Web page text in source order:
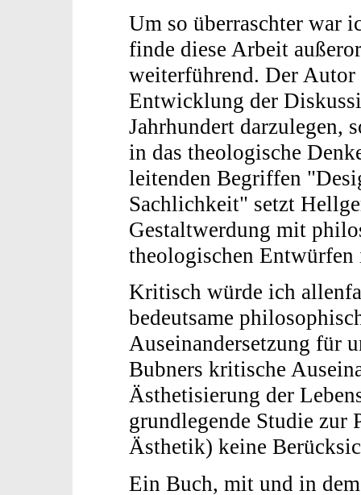
Um so überraschter war
finde diese Arbeit
weiterführend. Der
Entwicklung der
Jahrhundert darzulegen,
in das theologische
leitenden Begriffen
Sachlichkeit" setzt
Gestaltwerdung mit
theologischen Entwürfen
Kritisch würde ich
bedeutsame
Auseinandersetzung für
Bubners kritische
Ästhetisierung der
grundlegende Studie zur
Ästhetik) keine
Ein Buch, mit und in